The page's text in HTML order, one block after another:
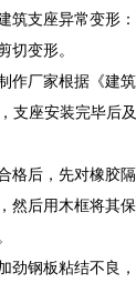
筑支座异常变形
切变形。
作厂家根据《建
支座安装完毕后
格后，先对橡胶
然后用木框将其
劲钢板粘结不良